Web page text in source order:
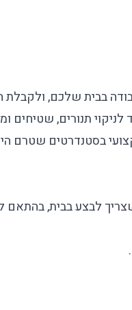
בבית שלכם, ולקבלת
תנורים, שטיחים
בסטנדרטים שטרם
לבצע בבית, בהתאם